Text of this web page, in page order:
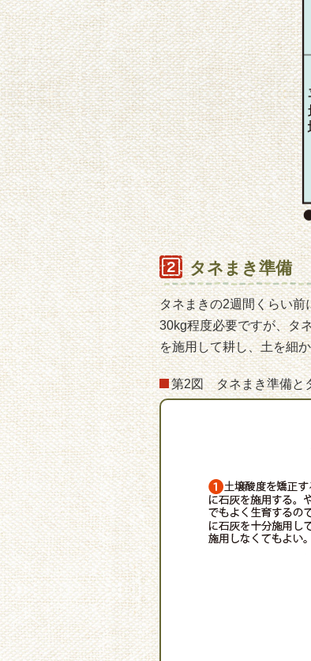
タネまき準備
タネまきの2週間くらい前
30kg程度必要ですが、タ
を施用して耕し、土を細
第2図 タネまき準備と